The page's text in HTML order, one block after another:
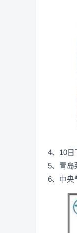
4、10日
5、青岛
6、中央